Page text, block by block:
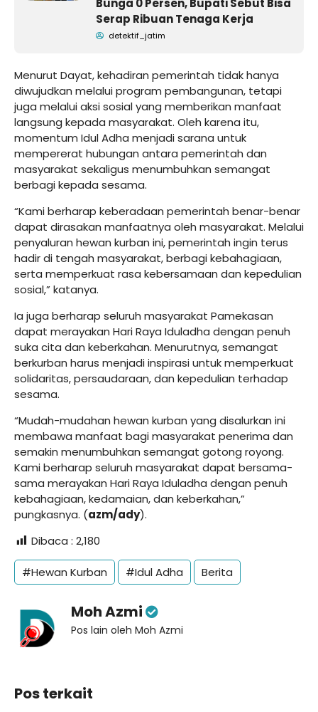
Bunga 0 Persen, Bupati Sebut Bisa
Serap Ribuan Tenaga Kerja
detektif_jatim
Menurut Dayat, kehadiran pemerintah tidak hanya
diwujudkan melalui program pembangunan, tetapi
juga melalui aksi sosial yang memberikan manfaat
langsung kepada masyarakat. Oleh karena itu,
momentum Idul Adha menjadi sarana untuk
mempererat hubungan antara pemerintah dan
masyarakat sekaligus menumbuhkan semangat
berbagi kepada sesama.
“Kami berharap keberadaan pemerintah benar-benar
dapat dirasakan manfaatnya oleh masyarakat. Melalui
penyaluran hewan kurban ini, pemerintah ingin terus
hadir di tengah masyarakat, berbagi kebahagiaan,
serta memperkuat rasa kebersamaan dan kepedulian
sosial,” katanya.
Ia juga berharap seluruh masyarakat Pamekasan
dapat merayakan Hari Raya Iduladha dengan penuh
suka cita dan keberkahan. Menurutnya, semangat
berkurban harus menjadi inspirasi untuk memperkuat
solidaritas, persaudaraan, dan kepedulian terhadap
sesama.
“Mudah-mudahan hewan kurban yang disalurkan ini
membawa manfaat bagi masyarakat penerima dan
semakin menumbuhkan semangat gotong royong.
Kami berharap seluruh masyarakat dapat bersama-
sama merayakan Hari Raya Iduladha dengan penuh
kebahagiaan, kedamaian, dan keberkahan,”
pungkasnya. (azm/ady).
Dibaca : 2,180
#Hewan Kurban #Idul Adha Berita
Moh Azmi
Pos lain oleh Moh Azmi
Pos terkait